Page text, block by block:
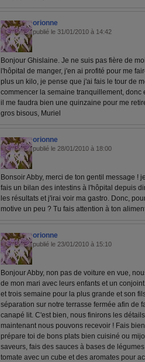
orionne
publié le 31/01/2010 à 14:42
Bonjour Ghislaine. Je ne suis pas fière de
l'hôpital de manger, j'en ai profité pour me
plus un kilo, je pense que j'ai fais le tour de
commencer la semaine tranquillement, donc
il me faudra bien une quinzaine pour me
gros bisous, Muriel
orionne
publié le 28/01/2010 à 18:00
Bonsoir Abby, merci de ton gentil message !
fais un bilan des intestins à l'hôpital depuis
les résultats et j'irai voir ma gastro. Donc,
motive un peu ? Tu fais attention à ton
orionne
publié le 23/01/2010 à 15:10
Bonjour Abby, non pas de voiture en vue,
de mon mari avec leurs enfants et un
et trois semaine pour la plus grande et son
séparation sur notre terrasse fermée afin de
canapé lit. C'est bien, nous finirons les
maintenant nous pouvons recevoir ! Fais
prépare toi de bons plats bien cuisiné ou
saveurs, fais des sauces à bases de
tomate avec un cube et des aromates pour